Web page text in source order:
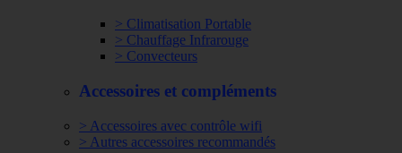
> Climatisation Portable
> Chauffage Infrarouge
> Convecteurs
Accessoires et compléments
> Accessoires avec contrôle wifi
> Autres accessoires recommandés